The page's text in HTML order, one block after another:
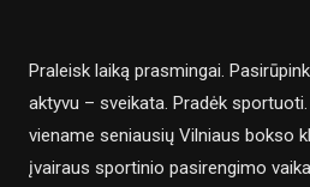
Praleisk laiką prasmingai.
aktyvu – sveikata. Pradėk
viename seniausių Vilniaus bokso
įvairaus sportinio pasirengimo